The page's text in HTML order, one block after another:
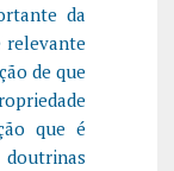
da
relevante
de que
que é